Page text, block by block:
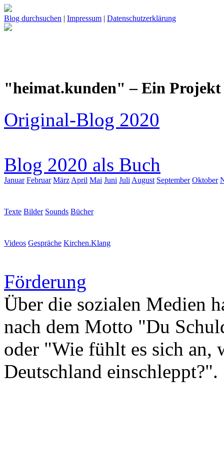
Blog durchsuchen | Impressum | Datenschutzerklärung
"heimat.kunden" – Ein
Original-Blog 2020
Blog 2020 als Buch
Januar Februar März April Mai Juni Juli August September Oktober
Texte Bilder Sounds Bücher
Videos Gespräche Kirchen.Klang
Förderung
Über die sozialen Medien
nach dem Motto "Du
oder "Wie fühlt es sich an,
Deutschland einschleppt?".